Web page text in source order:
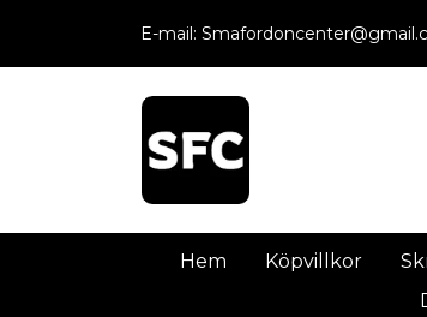
E-mail:
Hem Köpvillkor